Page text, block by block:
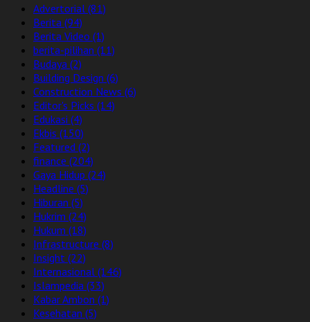
Advertorial (81)
Berita (94)
Berita Video (1)
berita-pilihan (11)
Budaya (2)
Building Design (6)
Construction News (6)
Editor's Picks (14)
Edukasi (4)
Ekbis (150)
Featured (2)
finance (204)
Gaya Hidup (24)
Headline (5)
Hiburan (5)
Hukrim (24)
Hukum (18)
Infrastructure (8)
Insight (22)
Internasional (146)
Islampedia (33)
Kabar Ambon (1)
Kesehatan (5)